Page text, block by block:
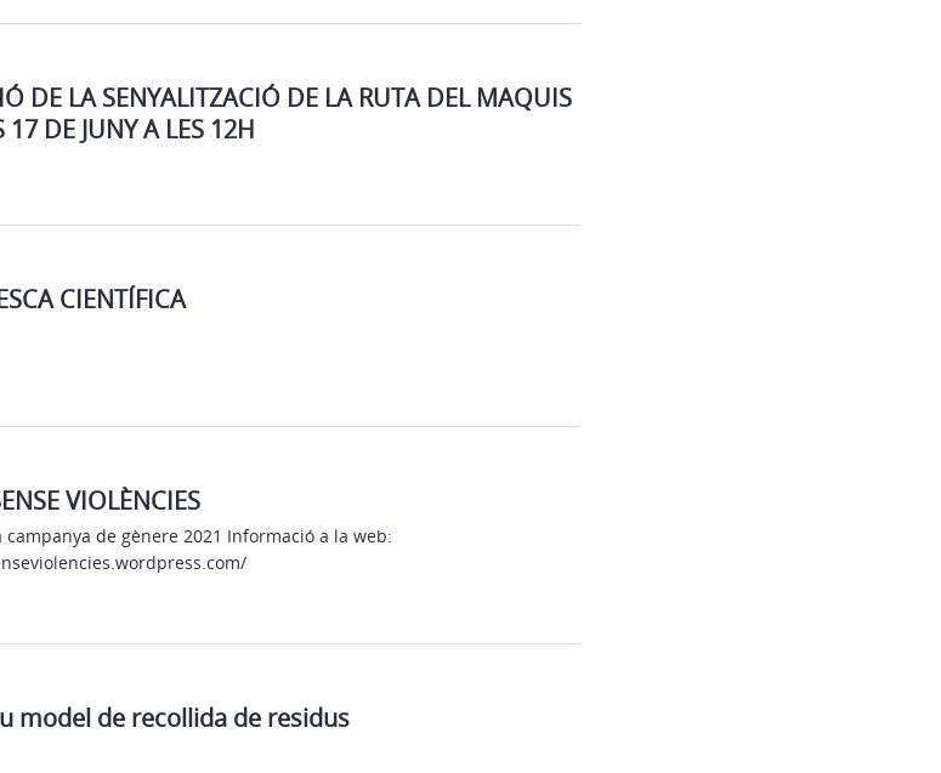
DE LA SENYALITZACIÓ DE LA RUTA DEL MAQUIS
17 DE JUNY A LES 12H
CIENTÍFICA
VIOLÈNCIES
campanya de gènere 2021 Informació a la web:
model de recollida de residus